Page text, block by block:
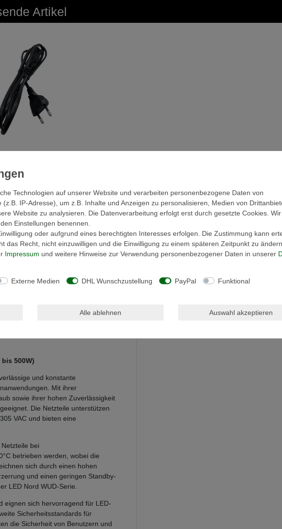
Artikel
1m Länge
8,21 €
ges. MwSt. zzgl.
Versandkosten
bis 500W)
und konstante
Mit ihrer
sowie ihrer hohen Zuverlässigkeit
Die Netzteile unterstützen
VAC und bieten eine
bei
betrieben werden, wobei die
sich durch einen hohen
und einen geringen Standby-
LED Nord WUD-Serie.
eignen sich hervorragend für LED-
Sicherheitsstandards für
die Sicherheit von Benutzern und
Technologien auf unserer Website und verarbeiten personenbezogene Daten von
IP-Adresse), um z.B. Inhalte und Anzeigen zu personalisieren, Medien von
Website zu analysieren. Die Datenverarbeitung erfolgt erst durch gesetzte Cookies.
Einstellungen benennen.
oder aufgrund eines berechtigten Interesses erfolgen. Die Zustimmung kann
das Recht, nicht einzuwilligen und die Einwilligung zu einem späteren Zeitpunkt zu
Impressum und weitere Hinweise zur Verwendung personenbezogener Daten in unserer
Externe Medien DHL Wunschzustellung PayPal Funktional
Alle ablehnen Auswahl akzeptieren